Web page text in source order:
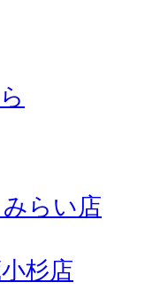
らい店
杉店